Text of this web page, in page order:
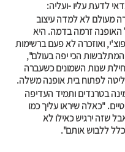
לדעת עליו -ועליה:
מעולם לא למדה עיצוב
האופנה זרמה בדמה. היא
ואוזכרה לא פעם ברשימות
הכי יפה בעולם",
שנות השמונים כשעברה
לפתוח בית אופנה משלה.
בטרנדים ותמיד העדיפה
"כאלה שיראו עליך כמו
שזה ירגיש כאילו לא
ללבוש אותם".